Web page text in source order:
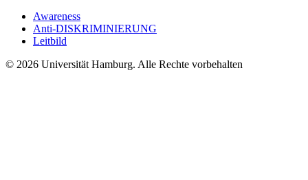
Awareness
Anti-DISKRIMINIERUNG
Leitbild
© 2026 Universität Hamburg. Alle Rechte vorbehalten